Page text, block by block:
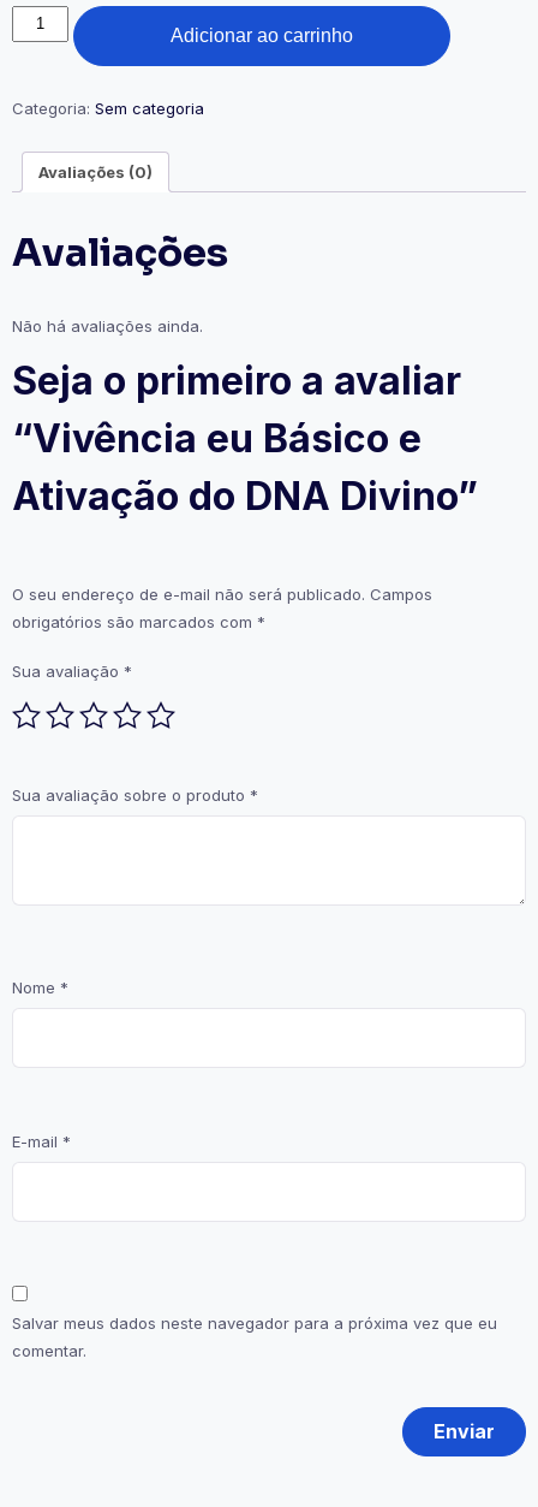
Adicionar ao carrinho
Categoria: Sem categoria
Avaliações (0)
Avaliações
Não há avaliações ainda.
Seja o primeiro a avaliar
“Vivência eu Básico e
Ativação do DNA Divino”
O seu endereço de e-mail não será publicado. Campos
obrigatórios são marcados com *
Sua avaliação *
Sua avaliação sobre o produto *
Nome *
E-mail *
Salvar meus dados neste navegador para a próxima vez que eu
comentar.